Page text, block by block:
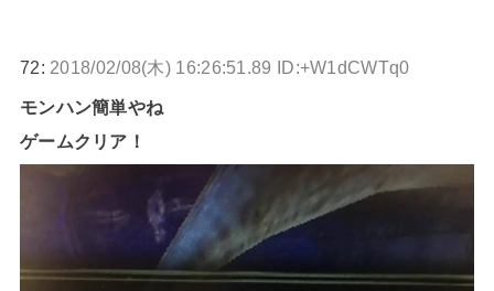
72: 2018/02/08(木) 16:26:51.89 ID:+W1dCWTq0
モンハン簡単やね
ゲームクリア！